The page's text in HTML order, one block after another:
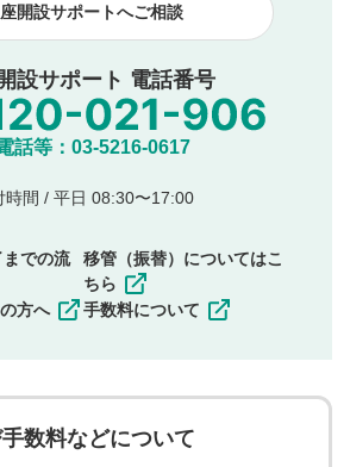
テンツとは無関係の内容の投稿
謗中傷や差別的表現投稿
反する内容の投稿
、電話番号など個人を特定できる情報の
への誘導や営利目的、広告・宣伝を目
（商標、著作権、その他の知的財産
が不適切と判断した投稿
およびコメントの変更・削除はできま
のとします。また、利用者は、コメント
格権を行使しないことに同意します。利
メントは、当社サービスの広告・宣伝、
開設サポートへご相談
設サポート 電話番号
話等：03-5216-0617
時間 / 平日 08:30〜17:00
での流
方へ
移管（振替）についてはこ
ちら
手数料について
数料などについて